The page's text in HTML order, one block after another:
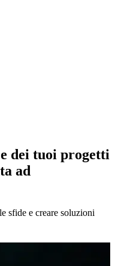
dei tuoi progetti
ad
sfide e creare soluzioni